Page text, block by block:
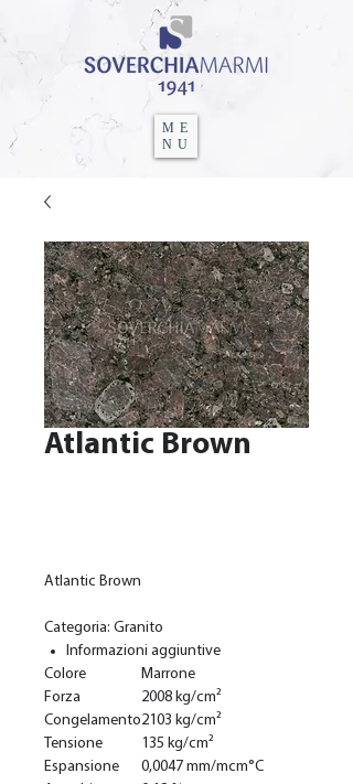
ME
NU
Atlantic Brown
Atlantic Brown
Categoria: Granito
Informazioni aggiuntive
Colore
Marrone
Forza
2008 kg/cm²
Congelamento2103 kg/cm²
Tensione
135 kg/cm²
Espansione
0,0047 mm/mcm°C